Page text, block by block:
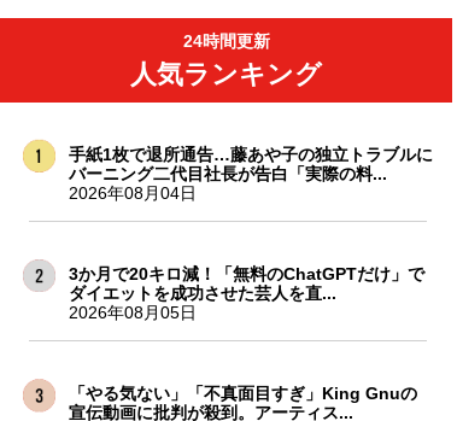
24時間更新
人気ランキング
手紙1枚で退所通告…藤あや子の独立トラブルに
バーニング二代目社長が告白「実際の料...
2026年08月04日
3か月で20キロ減！「無料のChatGPTだけ」で
ダイエットを成功させた芸人を直...
2026年08月05日
「やる気ない」「不真面目すぎ」King Gnuの
宣伝動画に批判が殺到。アーティス...